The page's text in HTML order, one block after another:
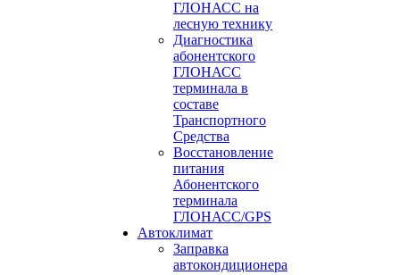
ГЛОНАСС на
лесную технику
Диагностика
абонентского
ГЛОНАСС
терминала в
составе
Транспортного
Средства
Восстановление
питания
Абонентского
терминала
ГЛОНАСС/GPS
Автоклимат
Заправка
автокондиционера